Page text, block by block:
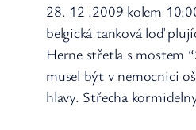
28. 12 .2009 kolem
belgická tanková loď
Herne střetla s mostem
musel být v nemocnici
hlavy. Střecha